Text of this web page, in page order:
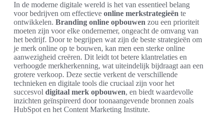
In de moderne digitale wereld is het van essentieel belang
voor bedrijven om effectieve online merkstrategieën te
ontwikkelen. Branding online opbouwen zou een prioriteit
moeten zijn voor elke ondernemer, ongeacht de omvang van
het bedrijf. Door te begrijpen wat zijn de beste strategieën om
je merk online op te bouwen, kan men een sterke online
aanwezigheid creëren. Dit leidt tot betere klantrelaties en
verhoogde merkherkenning, wat uiteindelijk bijdraagt aan een
grotere verkoop. Deze sectie verkent de verschillende
technieken en digitale tools die cruciaal zijn voor het
succesvol digitaal merk opbouwen, en biedt waardevolle
inzichten geïnspireerd door toonaangevende bronnen zoals
HubSpot en het Content Marketing Institute.